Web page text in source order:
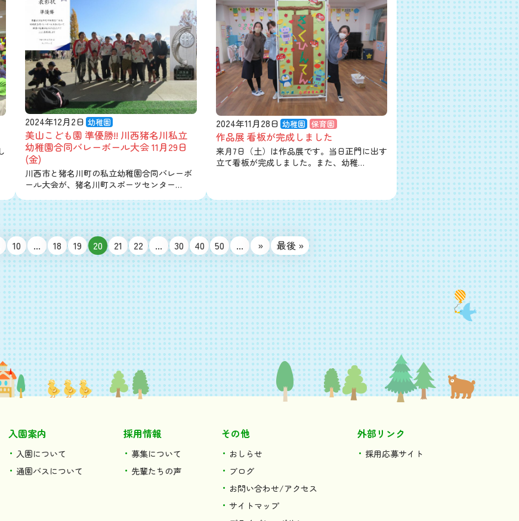
2024年12月2日 幼稚園
美山こども園 準優勝!! 川西猪名川私立
幼稚園合同バレーボール大会 11月29日
(金)
川西市と猪名川町の私立幼稚園合同バレーボ
ール大会が、猪名川町スポーツセンター…
2024年11月28日 幼稚園 保育園
作品展 看板が完成しました
来月7日（土）は作品展です。当日正門に出す
立て看板が完成しました。また、幼稚…
10 ... 18 19 20 21 22 ... 30 40 50 ... » 最後 »
入園案内
入園について
通園バスについて
採用情報
募集について
先輩たちの声
その他
おしらせ
ブログ
お問い合わせ/アクセス
サイトマップ
外部リンク
採用応募サイト